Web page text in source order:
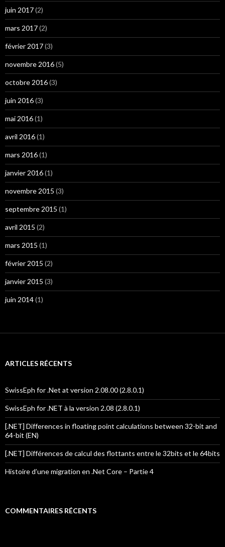
juin 2017(2)
mars 2017(2)
février 2017(3)
novembre 2016(5)
octobre 2016(3)
juin 2016(3)
mai 2016(1)
avril 2016(1)
mars 2016(1)
janvier 2016(1)
novembre 2015 (3)
septembre 2015 (1)
avril 2015 (2)
mars 2015 (1)
février 2015 (2)
janvier 2015 (3)
juin 2014(1)
ARTICLES RÉCENTS
SwissEph for .Net at version 2.08.00 (2.8.0.1)
SwissEph for .NET à la version 2.08 (2.8.0.1)
[.NET] Differences in floating point calculations between 32-bit and
64-bit (EN)
[.NET] Différences de calcul des flottants entre le 32bits et le 64bits
Histoire d’une migration en .Net Core – Partie 4
COMMENTAIRES RÉCENTS